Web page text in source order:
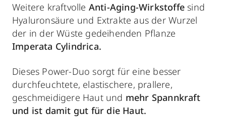
Weitere kraftvolle Anti-Aging-Wirkstoffe sind
Hyaluronsäure und Extrakte aus der Wurzel
der in der Wüste gedeihenden Pflanze
Imperata Cylindrica.
Dieses Power-Duo sorgt für eine besser
durchfeuchtete, elastischere, prallere,
geschmeidigere Haut und mehr Spannkraft
und ist damit gut für die Haut.